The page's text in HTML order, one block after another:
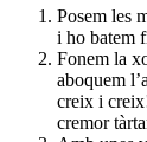
Posem les
i ho batem
Fonem la
aboquem
creix i
cremor